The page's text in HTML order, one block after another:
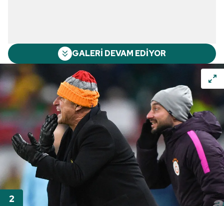
GALERİ DEVAM EDİYOR